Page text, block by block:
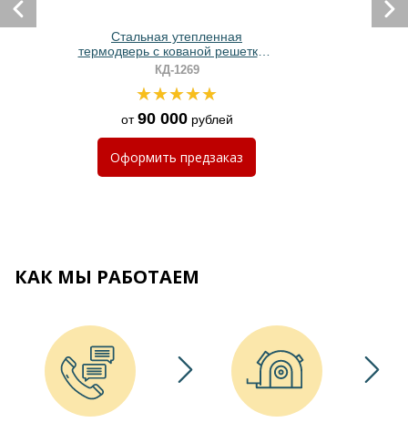
Стальная утепленная
термодверь с кованой решеткой,
стеклопакетом и отделкой МДФ с
фрезеровкой
КД-1269
от90 000рублей
Оформить предзаказ
КАК МЫ РАБОТАЕМ